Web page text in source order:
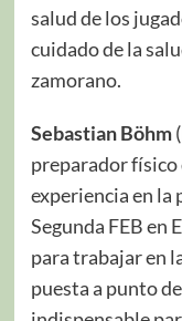
salud de los
cuidado de la
zamorano.
Sebastian Böhm
preparador físico
experiencia en la
Segunda FEB en
para trabajar en
puesta a punto